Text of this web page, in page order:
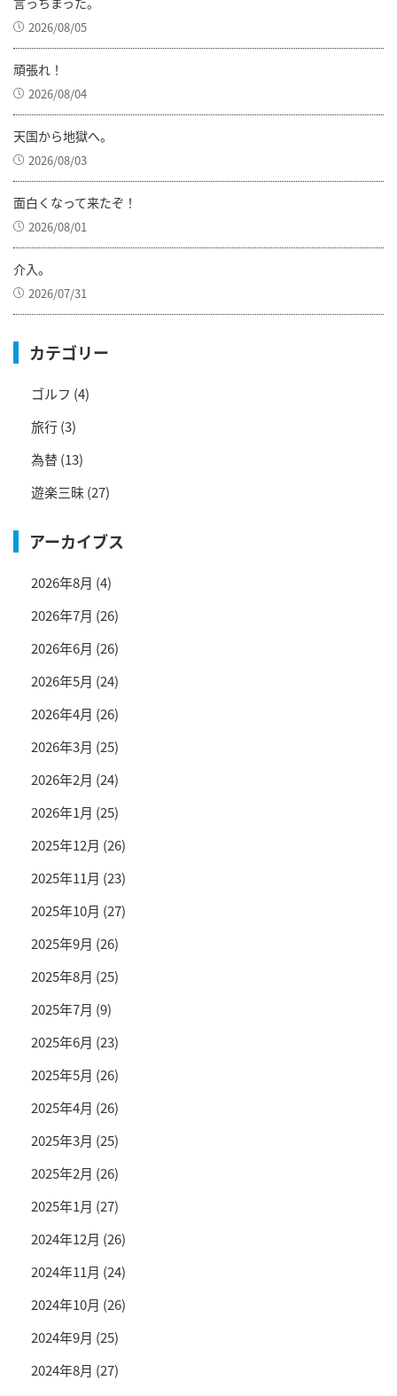
2026/08/05
頑張れ！
2026/08/04
天国から地獄へ。
2026/08/03
面白くなって来たぞ！
2026/08/01
介入。
2026/07/31
カテゴリー
ゴルフ (4)
旅行(3)
為替(13)
遊楽三昧(27)
アーカイブス
2026年8月 (4)
2026年7月 (26)
2026年6月 (26)
2026年5月 (24)
2026年4月 (26)
2026年3月 (25)
2026年2月 (24)
2026年1月 (25)
2025年12月 (26)
2025年11月 (23)
2025年10月 (27)
2025年9月 (26)
2025年8月 (25)
2025年7月 (9)
2025年6月 (23)
2025年5月 (26)
2025年4月 (26)
2025年3月 (25)
2025年2月 (26)
2025年1月 (27)
2024年12月 (26)
2024年11月 (24)
2024年10月 (26)
2024年9月 (25)
2024年8月 (27)